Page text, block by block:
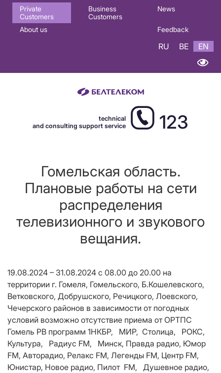
Основная
навигация
Private
Customers
Business
Customers
News
About us Feedback
RU BE EN
technical
and consulting support service
123
Гомельская область.
Плановые работы на сети
распределения
телевизионного и звукового
вещания.
19.08.2024 – 31.08.2024 с 08.00 до 20.00 на
территории г. Гомеля, Гомельского, Б.Кошелевского,
Ветковского, Добрушского, Речицкого, Лоевского,
Чечерского районов в зависимости от погодных
условий возможно отсутствие приема от ОРТПС
Гомель РВ программ 1НКБР, МИР, Столица, РОКС,
Культура, Радиус FM, Минск, Правда радио, Юмор
FM, Авторадио, Релакс FM, Легенды FM, Центр FM,
Юнистар, Новое радио, Пилот FM, Душевное радио,